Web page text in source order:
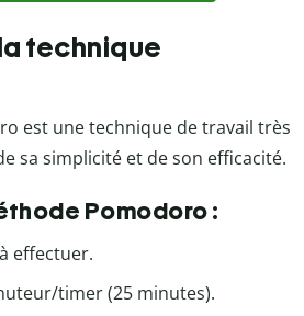
technique
est une technique de travail très
sa simplicité et de son efficacité.
Pomodoro :
effectuer.
timer (25 minutes).